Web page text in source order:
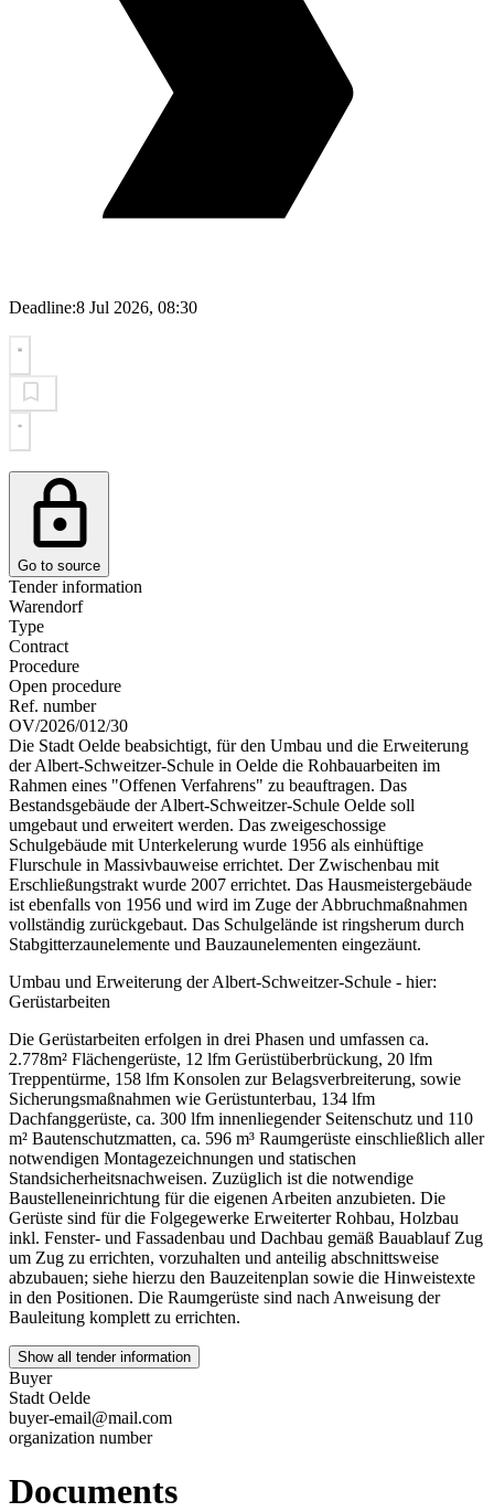
Deadline:8 Jul 2026, 08:30
Go to source
Tender information
Warendorf
Type
Contract
Procedure
Open procedure
Ref. number
OV/2026/012/30
Die Stadt Oelde beabsichtigt, für den Umbau und die Erweiterung
der Albert-Schweitzer-Schule in Oelde die Rohbauarbeiten im
Rahmen eines "Offenen Verfahrens" zu beauftragen. Das
Bestandsgebäude der Albert-Schweitzer-Schule Oelde soll
umgebaut und erweitert werden. Das zweigeschossige
Schulgebäude mit Unterkelerung wurde 1956 als einhüftige
Flurschule in Massivbauweise errichtet. Der Zwischenbau mit
Erschließungstrakt wurde 2007 errichtet. Das Hausmeistergebäude
ist ebenfalls von 1956 und wird im Zuge der Abbruchmaßnahmen
vollständig zurückgebaut. Das Schulgelände ist ringsherum durch
Stabgitterzaunelemente und Bauzaunelementen eingezäunt.
Umbau und Erweiterung der Albert-Schweitzer-Schule - hier:
Gerüstarbeiten
Die Gerüstarbeiten erfolgen in drei Phasen und umfassen ca.
2.778m² Flächengerüste, 12 lfm Gerüstüberbrückung, 20 lfm
Treppentürme, 158 lfm Konsolen zur Belagsverbreiterung, sowie
Sicherungsmaßnahmen wie Gerüstunterbau, 134 lfm
Dachfanggerüste, ca. 300 lfm innenliegender Seitenschutz und 110
m² Bautenschutzmatten, ca. 596 m³ Raumgerüste einschließlich aller
notwendigen Montagezeichnungen und statischen
Standsicherheitsnachweisen. Zuzüglich ist die notwendige
Baustelleneinrichtung für die eigenen Arbeiten anzubieten. Die
Gerüste sind für die Folgegewerke Erweiterter Rohbau, Holzbau
inkl. Fenster- und Fassadenbau und Dachbau gemäß Bauablauf Zug
um Zug zu errichten, vorzuhalten und anteilig abschnittsweise
abzubauen; siehe hierzu den Bauzeitenplan sowie die Hinweistexte
in den Positionen. Die Raumgerüste sind nach Anweisung der
Bauleitung komplett zu errichten.
Show all tender information
Buyer
Stadt Oelde
buyer-email@mail.com
organization number
Documents